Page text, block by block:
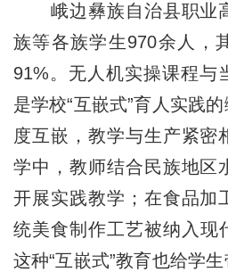
峨边彝族自治县职业
族等各族学生970余人，
91%。无人机实操课程与
是学校“互嵌式”育人实践
度互嵌，教学与生产紧密
学中，教师结合民族地区
开展实践教学；在食品加
统美食制作工艺被纳入
这种“互嵌式”教育也给学